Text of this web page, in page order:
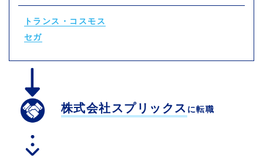
トランス・コスモス
セガ
株式会社スプリックス に転職